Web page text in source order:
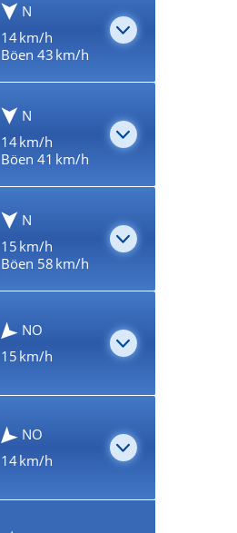
N
14 km/h
Böen 43 km/h
N
14 km/h
Böen 41 km/h
N
15 km/h
Böen 58 km/h
NO
15 km/h
NO
14 km/h